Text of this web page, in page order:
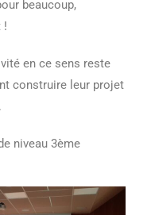
beaucoup,
!
en ce sens reste
construire leur projet
niveau 3ème